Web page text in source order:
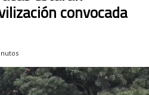
convocada